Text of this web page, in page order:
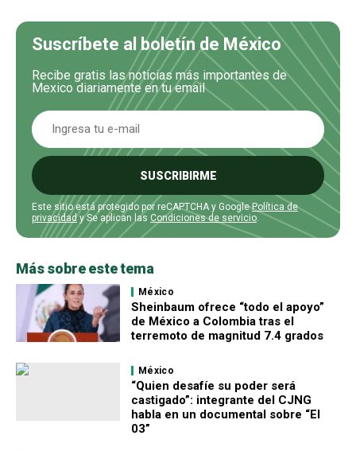
Suscríbete al boletín de México
Recibe gratis las noticias más importantes de
Mexico diariamente en tu email
SUSCRIBIRME
Este sitio está protegido por reCAPTCHA y GooglePolítica de
privacidady Se aplican las Condiciones de servicio.
Más sobre este tema
México
Sheinbaum ofrece “todo el apoyo”
de México a Colombia tras el
terremoto de magnitud 7.4 grados
México
“Quien desafíe su poder será
castigado”: integrante del CJNG
habla en un documental sobre “El
03”